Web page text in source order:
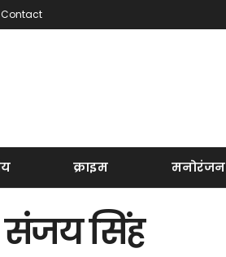
Contact
क्राइम मनोरंजन
संजय सिंह